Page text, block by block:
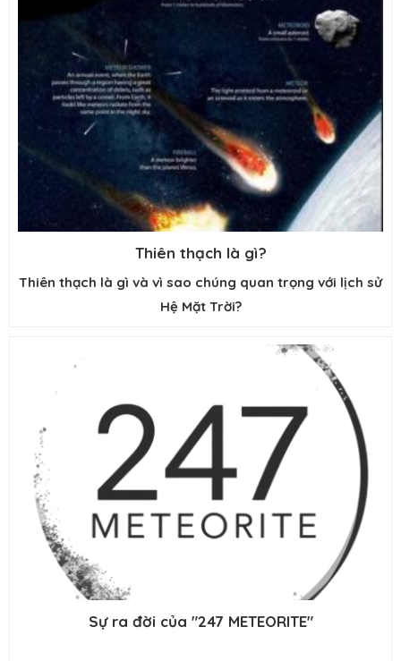
Thiên thạch là gì?
Thiên thạch là gì và vì sao chúng quan trọng với lịch sử
Hệ Mặt Trời?
Sự ra đời của "247 METEORITE"